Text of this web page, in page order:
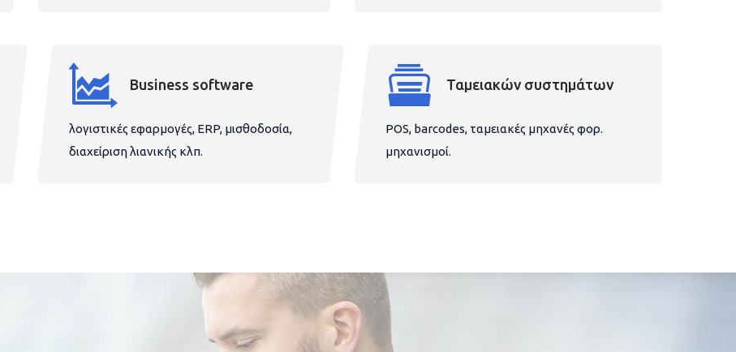
Business software
λογιστικές εφαρμογές, ERP, μισθοδοσία,
διαχείριση λιανικής κλπ.
Ταμειακών συστημάτων
POS, barcodes, ταμειακές μηχανές φορ.
μηχανισμοί.